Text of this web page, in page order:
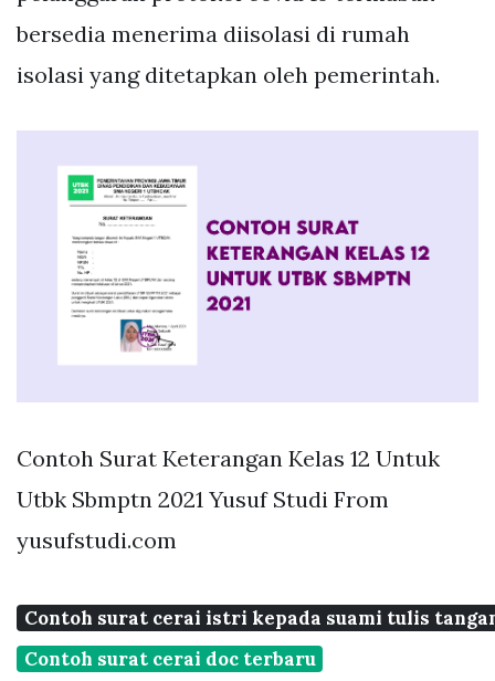
bersedia menerima diisolasi di rumah
isolasi yang ditetapkan oleh pemerintah.
Contoh Surat Keterangan Kelas 12 Untuk
Utbk Sbmptn 2021 Yusuf Studi From
yusufstudi.com
Contoh surat cerai istri kepada suami tulis
Contoh surat cerai doc terbaru